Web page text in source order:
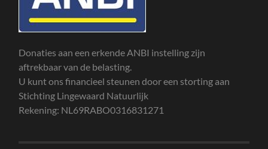
Donaties aan een erkende ANBI instelling zijn
aftrekbaar van de belasting.
U kunt ons financieel steunen door een storting aan
Stichting Lingewaard Natuurlijk
Rekening: NL69RABO0316831271